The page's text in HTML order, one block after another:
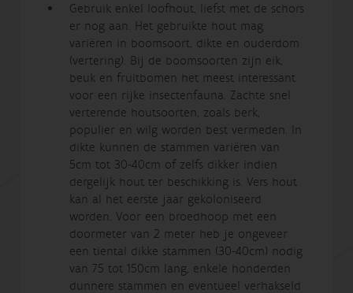
Gebruik enkel loofhout, liefst met de schors
er nog aan. Het gebruikte hout mag
variëren in boomsoort, dikte en ouderdom
(vertering). Bij de boomsoorten zijn eik,
beuk en fruitbomen het meest interessant
voor een rijke insectenfauna. Zachte snel
verterende houtsoorten, zoals berk,
populier en wilg worden best vermeden. In
dikte kunnen de stammen variëren van
5cm tot 30-40cm of zelfs dikker indien
dergelijk hout ter beschikking is. Vers hout
kan al het eerste jaar gekoloniseerd
worden. Voor een broedhoop met een
doormeter van 2 meter heb je ongeveer
een tiental dikke stammen (30-40cm) nodig
van 75 tot 150cm lang, enkele honderden
dunnere stammen en eventueel verhakseld